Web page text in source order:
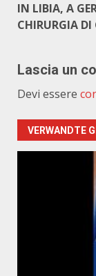
IN LIBIA, A
CHIRURGIA DI
Lascia un
Devi essere
VERWANDTE